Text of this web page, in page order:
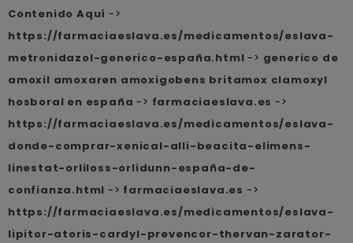
Contenido Aquí ->
https://farmaciaeslava.es/medicamentos/eslava-
metronidazol-generico-españa.html -> generico de
amoxil amoxaren amoxigobens britamox clamoxyl
hosboral en españa -> farmaciaeslava.es ->
https://farmaciaeslava.es/medicamentos/eslava-
donde-comprar-xenical-alli-beacita-elimens-
linestat-orliloss-orlidunn-españa-de-
confianza.html -> farmaciaeslava.es ->
https://farmaciaeslava.es/medicamentos/eslava-
lipitor-atoris-cardyl-prevencor-thervan-zarator-